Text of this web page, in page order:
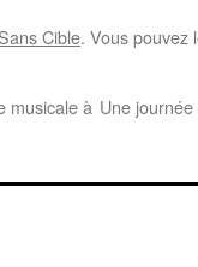
Cible. Vous
musicale à Une